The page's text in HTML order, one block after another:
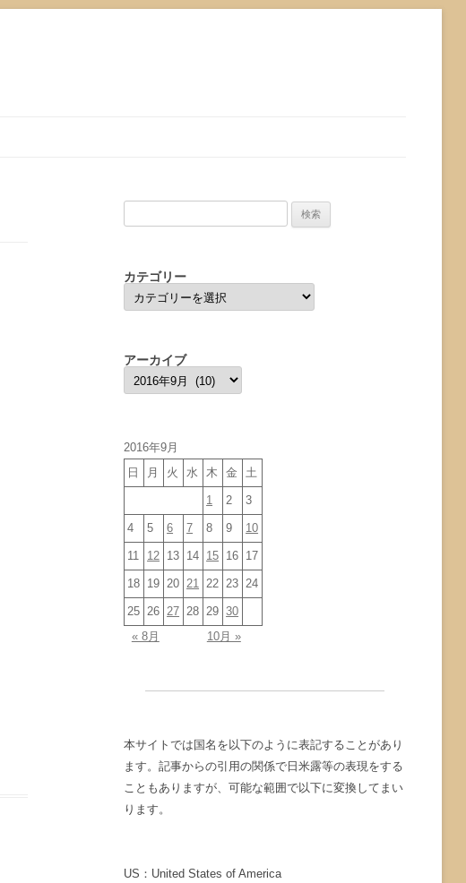
カテゴリー
カ
テ
ゴ
アーカイブ
ア
ー
カ
2016年9月
日
月 火 水 木 金 土
1 2 3
4 5 6 7 8 9 10
11 12 13 14 15 16 17
18 19 20 21 22 23 24
25 26 27 28 29 30
« 8月
10月 »
本サイトでは国名を以下のように表記することがあり
ます。記事からの引用の関係で日米露等の表現をする
こともありますが、可能な範囲で以下に変換してまい
ります。
US：United States of America